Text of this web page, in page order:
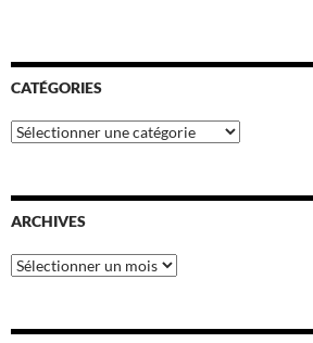
CATÉGORIES
Catégories
ARCHIVES
Archives